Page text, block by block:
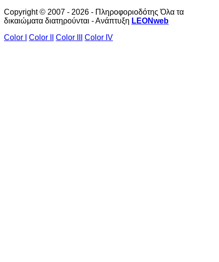
Copyright © 2007 - 2026 - Πληροφοριοδότης Όλα τα
δικαιώματα διατηρούνται - Ανάπτυξη LEONweb
Color I
Color II Color III Color IV